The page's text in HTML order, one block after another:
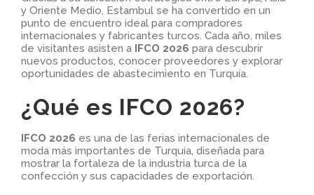
y Oriente Medio, Estambul se ha convertido en un
punto de encuentro ideal para compradores
internacionales y fabricantes turcos. Cada año, miles
de visitantes asisten a IFCO 2026 para descubrir
nuevos productos, conocer proveedores y explorar
oportunidades de abastecimiento en Turquía.
¿Qué es IFCO 2026?
IFCO 2026 es una de las ferias internacionales de
moda más importantes de Turquía, diseñada para
mostrar la fortaleza de la industria turca de la
confección y sus capacidades de exportación.